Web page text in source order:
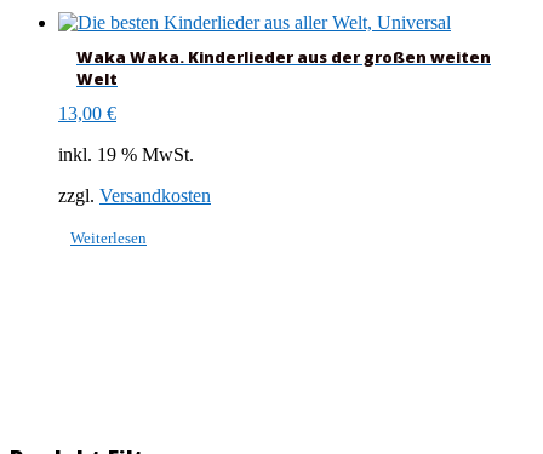
Waka Waka. Kinderlieder aus der großen weiten
Welt
13,00 €
inkl. 19 % MwSt.
zzgl. Versandkosten
Weiterlesen